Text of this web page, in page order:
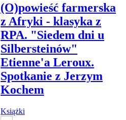
(O)powieść farmerska
z Afryki - klasyka z
RPA. "Siedem dni u
Silbersteinów"
Etienne'a Leroux.
Spotkanie z Jerzym
Kochem
Książki